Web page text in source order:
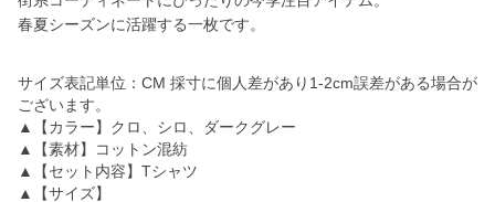
春夏シーズンに活躍する一枚です。
サイズ表記単位：CM 採寸に個人差があり1-2cm誤差がある場合が
ございます。
▲【カラー】クロ、シロ、ダークグレー
▲【素材】コットン混紡
▲【セット内容】Tシャツ
▲【サイズ】